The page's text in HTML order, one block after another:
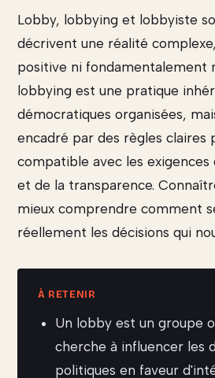
Lobby, lobbying et lobbyiste
décrivent une réalité
positive ni fondamentalement
lobbying est une pratique
démocratiques organisées,
encadré par des règles claires
compatible avec les
et de la transparence.
mieux comprendre comment
réellement les décisions qui
Un lobby est un groupe
cherche à influencer les
politiques en faveur